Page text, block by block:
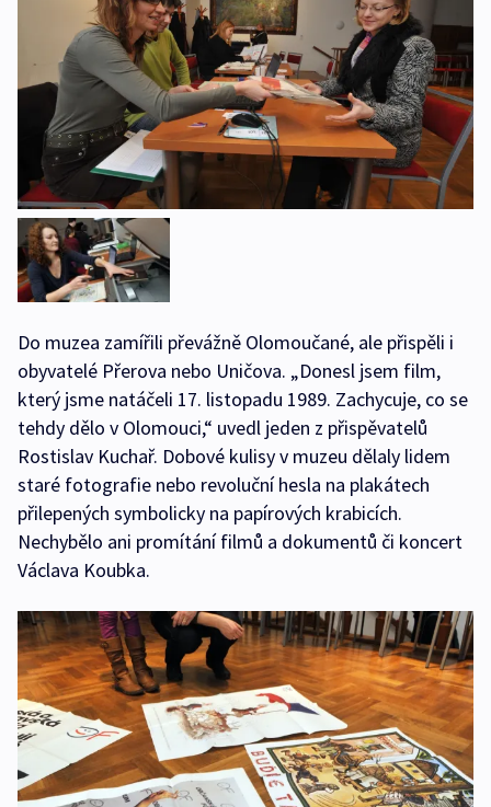
Do muzea zamířili převážně Olomoučané, ale přispěli i
obyvatelé Přerova nebo Uničova. „Donesl jsem film,
který jsme natáčeli 17. listopadu 1989. Zachycuje, co se
tehdy dělo v Olomouci,“ uvedl jeden z přispěvatelů
Rostislav Kuchař. Dobové kulisy v muzeu dělaly lidem
staré fotografie nebo revoluční hesla na plakátech
přilepených symbolicky na papírových krabicích.
Nechybělo ani promítání filmů a dokumentů či koncert
Václava Koubka.